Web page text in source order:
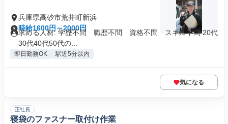
兵庫県高砂市荒井町新浜
時給1600円～2000円
求める人材: 学歴不問 職歴不問 資格不問 スキル不問 20代
30代40代50代の...
即日勤務OK 駅近5分以内
気になる
正社員
寝袋のファスナー取付け作業